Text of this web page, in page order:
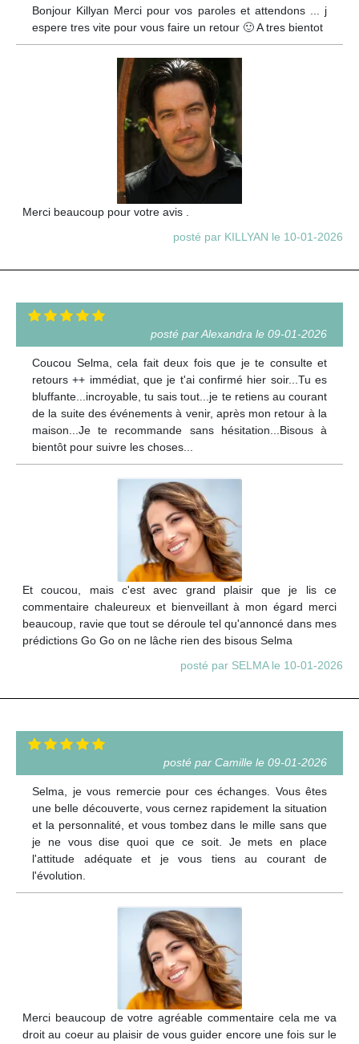
Bonjour Killyan Merci pour vos paroles et attendons ... j
espere tres vite pour vous faire un retour 🙂 A tres bientot
Merci beaucoup pour votre avis .
posté par KILLYAN le 10-01-2026
posté par Alexandra le 09-01-2026
Coucou Selma, cela fait deux fois que je te consulte et
retours ++ immédiat, que je t'ai confirmé hier soir...Tu es
bluffante...incroyable, tu sais tout...je te retiens au courant
de la suite des événements à venir, après mon retour à la
maison...Je te recommande sans hésitation...Bisous à
bientôt pour suivre les choses...
Et coucou, mais c'est avec grand plaisir que je lis ce
commentaire chaleureux et bienveillant à mon égard merci
beaucoup, ravie que tout se déroule tel qu'annoncé dans mes
prédictions Go Go on ne lâche rien des bisous Selma
posté par SELMA le 10-01-2026
posté par Camille le 09-01-2026
Selma, je vous remercie pour ces échanges. Vous êtes
une belle découverte, vous cernez rapidement la situation
et la personnalité, et vous tombez dans le mille sans que
je ne vous dise quoi que ce soit. Je mets en place
l'attitude adéquate et je vous tiens au courant de
l'évolution.
Merci beaucoup de votre agréable commentaire cela me va
droit au coeur au plaisir de vous guider encore une fois sur le